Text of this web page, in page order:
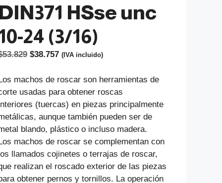
DIN371 HSse unc
24 (3/16)
53.829 El
original
era:
$53.829.
$38.757El
actual
es:
$38.757.
(IVA incluido)
machos de roscar son herramientas de
usadas para obtener roscas
(tuercas) en piezas principalmente
aunque también pueden ser de
blando, plástico o incluso madera.
machos de roscar se complementan con
llamados cojinetes o terrajas de roscar,
realizan el roscado exterior de las piezas
obtener pernos y tornillos. La operación